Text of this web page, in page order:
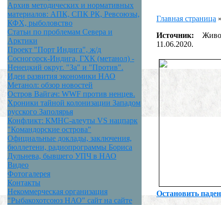
Архив методических и нормативных
материалов: АПК, СПК РК, Ревсоюзы,
КФХ, рыболовство
Статьи по проблемам Севера и
Арктики
Проект "Порт Индига", ж/д
Сосногорск-Индига, ГХК (метанол) -
Ненецкий округ. "За" и "Против".
Идеи развития экономики НАО
Метанол: обзор новостей
Остров Вайгач: WWF против ненцев.
Хроники тайной колонизации Западом
русского Заполярья
Конфликт: КМНС-алеуты VS нацпарк
"Командорские острова"
Официальные доклады, заключения,
бюллетени, радиопрограммы Бориса
Дульнева, бывшего УПЧ в НАО
Видео
Фотогалерея
Контакты
Некоммерческая организация
"Рыбакохотсоюз НАО" сайт на сайте
Главная страница
Источник:
11.06.2020.
Остановить